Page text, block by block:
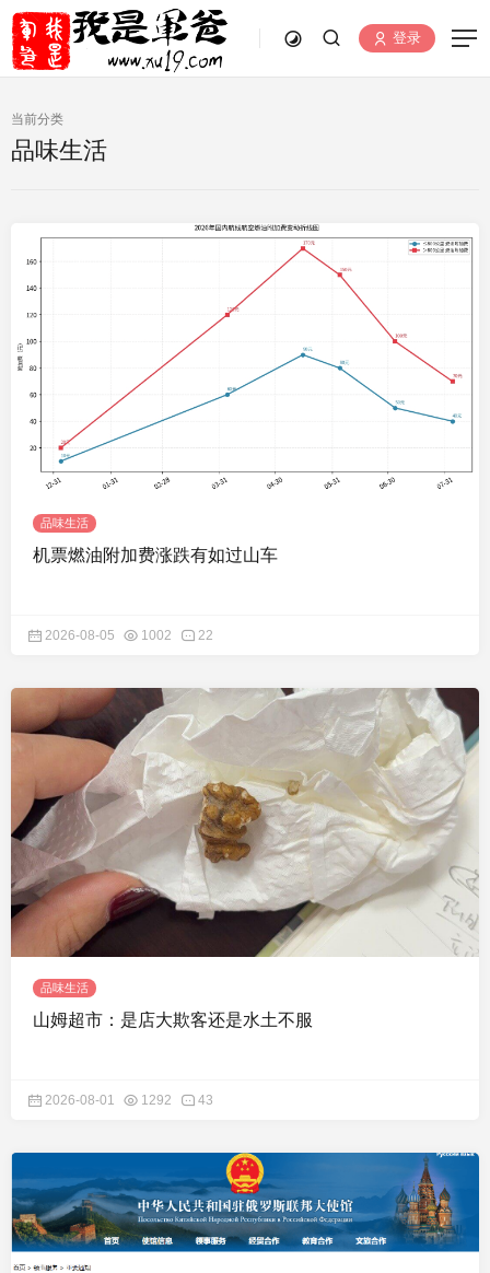
登录
当前分类
品味生活
品味生活
机票燃油附加费涨跌有如过山车
2026-08-05 1002 22
品味生活
山姆超市：是店大欺客还是水土不服
2026-08-01 1292 43